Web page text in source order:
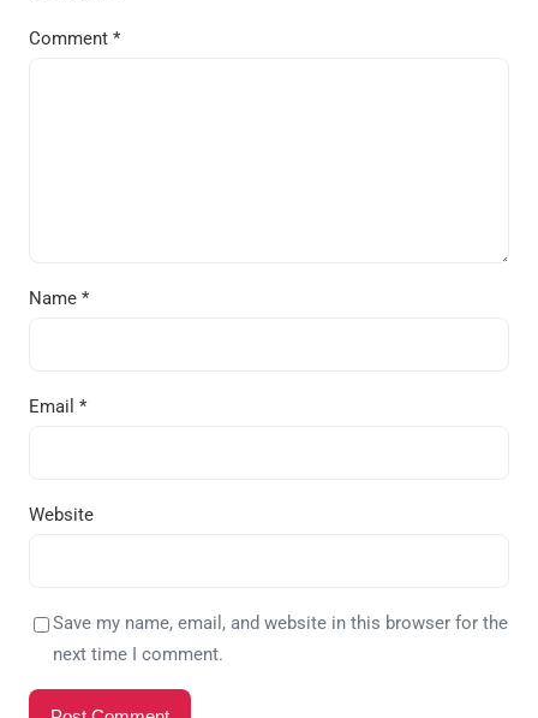
Comment *
Name *
Email *
Website
Save my name, email, and website in this browser for the
next time I comment.